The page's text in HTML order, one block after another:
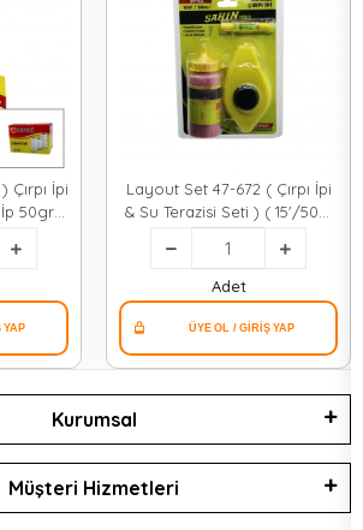
İpi
50gr
Layout Set 47-672 ( Çırpı İpi
& Su Terazisi Seti ) ( 15'/50m
& 110 Gr & Toz Boyalı )*60
Adet
Kurumsal
Müşteri Hizmetleri